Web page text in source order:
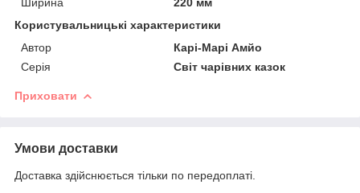
Користувальницькі характеристики
Автор
Карі-Марі Амйо
Серія
Світ чарівних казок
Приховати
Умови доставки
Доставка здійснюється тільки по передоплаті.